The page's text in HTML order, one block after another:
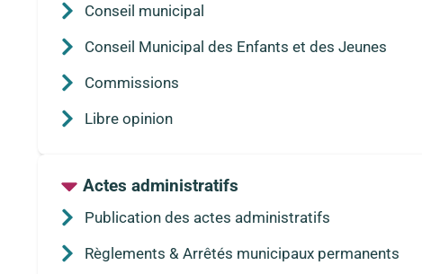
Conseil municipal
Conseil Municipal des Enfants et des Jeunes
Commissions
Libre opinion
Actes administratifs
Publication des actes administratifs
Règlements & Arrêtés municipaux permanents